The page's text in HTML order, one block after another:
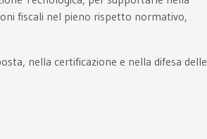
fiscali nel pieno rispetto normativo,
nella certificazione e nella difesa delle